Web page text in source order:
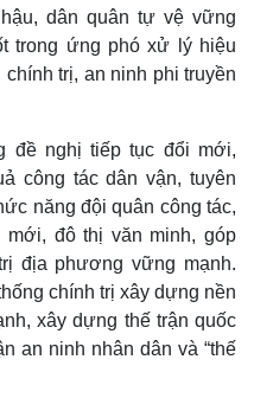
Ô tô - Xe máy
Ô tô
dân quân tự vệ vững
trong ứng phó xử lý hiệu
trị, an ninh phi truyền
đề nghị tiếp tục đổi mới,
công tác dân vận, tuyên
năng đội quân công tác,
đô thị văn minh, góp
địa phương vững mạnh.
chính trị xây dựng nền
xây dựng thế trận quốc
an ninh nhân dân và “thế